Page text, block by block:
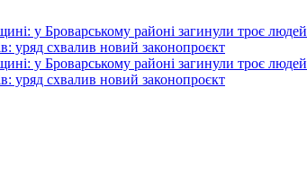
у Броварському районі загинули троє людей
уряд схвалив новий законопроєкт
у Броварському районі загинули троє людей
уряд схвалив новий законопроєкт